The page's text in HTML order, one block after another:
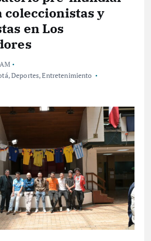
coleccionistas y
en Los
,Deportes,Entretenimiento